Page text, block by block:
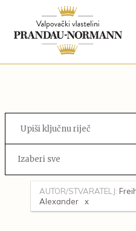
Izaberi sve
AUTOR/STVARATELJ:
Alexander